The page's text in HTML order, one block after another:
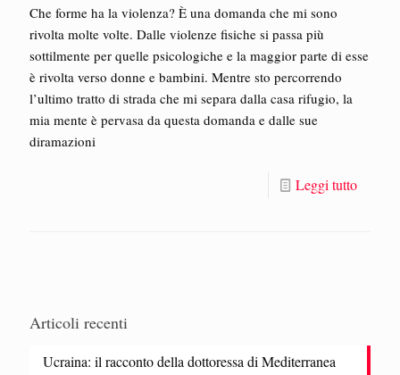
Che forme ha la violenza? È una domanda che mi sono
rivolta molte volte. Dalle violenze fisiche si passa più
sottilmente per quelle psicologiche e la maggior parte di esse
è rivolta verso donne e bambini. Mentre sto percorrendo
l’ultimo tratto di strada che mi separa dalla casa rifugio, la
mia mente è pervasa da questa domanda e dalle sue
diramazioni
Leggi tutto
Articoli recenti
Ucraina: il racconto della dottoressa di Mediterranea